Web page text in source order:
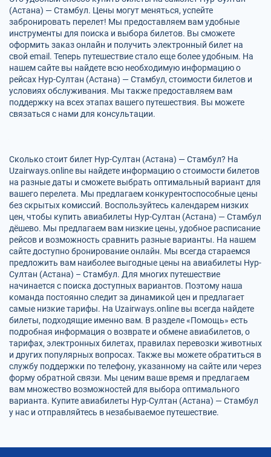
(Астана) — Стамбул. Цены могут меняться, успейте
забронировать перелет! Мы предоставляем вам удобные
инструменты для поиска и выбора билетов. Вы сможете
оформить заказ онлайн и получить электронный билет на
свой email. Теперь путешествие стало еще более удобным. На
нашем сайте вы найдете всю необходимую информацию о
рейсах Нур-Султан (Астана) — Стамбул, стоимости билетов и
условиях обслуживания. Мы также предоставляем вам
поддержку на всех этапах вашего путешествия. Вы можете
связаться с нами для консультации.
Сколько стоит билет Нур-Султан (Астана) — Стамбул? На
Uzairways.online вы найдете информацию о стоимости билетов
на разные даты и сможете выбрать оптимальный вариант для
вашего перелета. Мы предлагаем конкурентоспособные цены
без скрытых комиссий. Воспользуйтесь календарем низких
цен, чтобы купить авиабилеты Нур-Султан (Астана) — Стамбул
дёшево. Мы предлагаем вам низкие цены, удобное расписание
рейсов и возможность сравнить разные варианты. На нашем
сайте доступно бронирование онлайн. Мы всегда стараемся
предложить вам наиболее выгодные цены на авиабилеты Нур-
Султан (Астана) – Стамбул. Для многих путешествие
начинается с поиска доступных вариантов. Поэтому наша
команда постоянно следит за динамикой цен и предлагает
самые низкие тарифы. На Uzairways.online вы всегда найдете
билеты, подходящие именно вам. В разделе «Помощь» есть
подробная информация о возврате и обмене авиабилетов, о
тарифах, электронных билетах, правилах перевозки животных
и других популярных вопросах. Также вы можете обратиться в
службу поддержки по телефону, указанному на сайте или через
форму обратной связи. Мы ценим ваше время и предлагаем
вам множество возможностей для выбора оптимального
варианта. Купите авиабилеты Нур-Султан (Астана) — Стамбул
у нас и отправляйтесь в незабываемое путешествие.